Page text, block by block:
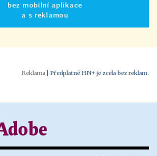
bez mobilní aplikace
a s reklamou
Předplatné HN+ je zcela bez reklam.